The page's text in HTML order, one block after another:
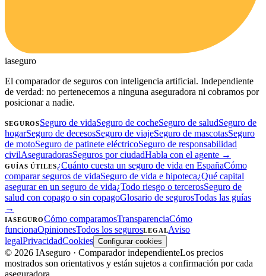
iaseguro
El comparador de seguros con inteligencia artificial. Independiente
de verdad: no pertenecemos a ninguna aseguradora ni cobramos por
posicionar a nadie.
SEGUROSSeguro de vidaSeguro de cocheSeguro de saludSeguro de
hogarSeguro de decesosSeguro de viajeSeguro de mascotasSeguro
de motoSeguro de patinete eléctricoSeguro de responsabilidad
civilAseguradorasSeguros por ciudadHabla con el agente →
GUÍAS ÚTILES¿Cuánto cuesta un seguro de vida en EspañaCómo
comparar seguros de vidaSeguro de vida e hipoteca¿Qué capital
asegurar en un seguro de vida¿Todo riesgo o tercerosSeguro de
salud con copago o sin copagoGlosario de segurosTodas las guías
→
IASEGUROCómo comparamosTransparenciaCómo
funcionaOpinionesTodos los segurosLEGALAviso
legalPrivacidadCookies Configurar cookies
© 2026 IAseguro · Comparador independienteLos precios
mostrados son orientativos y están sujetos a confirmación por cada
aseguradora.